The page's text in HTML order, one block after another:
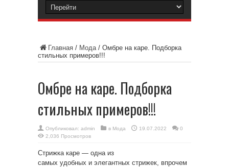
Главная / Мода/ Омбре на каре. Подборка
стильных примеров!!!
Омбре на каре. Подборка
стильных примеров!!!
Опубликовал: admin в Мода 19.07.2022
0
2,036 Просмотров
Стрижка каре — одна из
самых удобных и элегантных стрижек, впрочем